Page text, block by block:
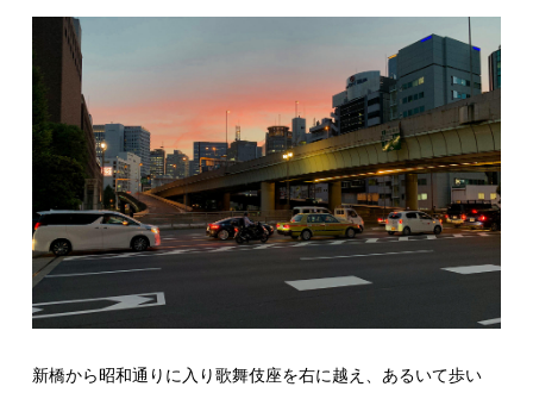
新橋から昭和通りに入り歌舞伎座を右に越え、あるいて歩い